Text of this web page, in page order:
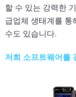
할 수 있는 강력한
급업체 생태계를 통
수도 있습니다.
저희 소프트웨어를